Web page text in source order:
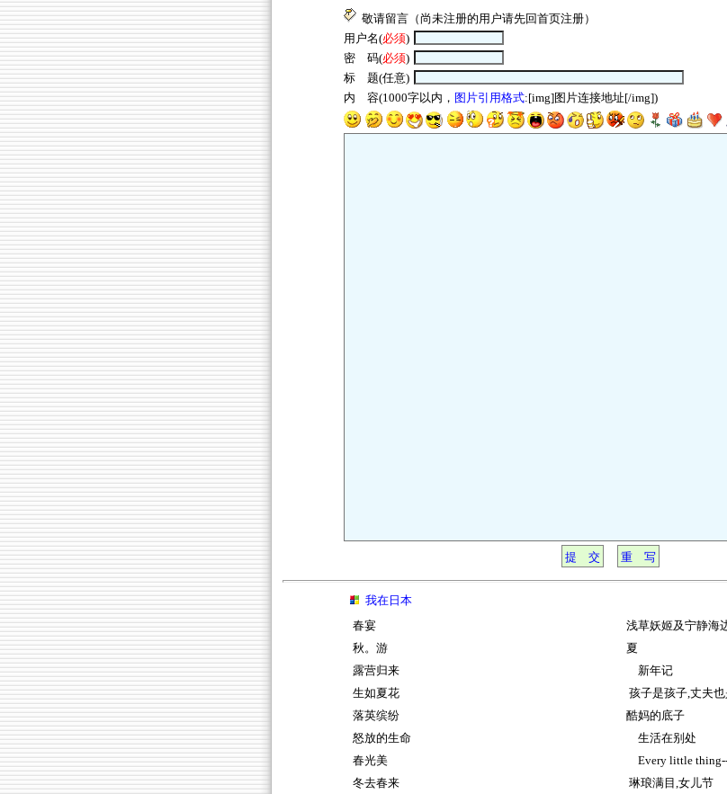
敬请留言（尚未注册的用户请先回首页注册）
用户名(必须)
密 码(必须)
标 题(任意)
内 容(1000字以内， 图片引用格式:[img]图片连接地址[/img])
我在日本
春宴
秋。游
露营归来
生如夏花
落英缤纷
怒放的生命
春光美
冬去春来
浅草妖姬及宁静海
夏
新年记
孩子是孩子,丈夫
酷妈的底子
生活在别处
Every little
琳琅满目,女儿节